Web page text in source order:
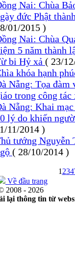
Nai: Chùa
đức Phật
01/2015 )
Nai: Chùa
5 năm thành
bi Hỷ xả ( 23/
khóa hạnh
Nẵng: Tọa đàm
trong công
Nẵng: Khai
lý do khiến
11/2014 )
tướng Nguyễn
( 28/10/2014 )
1 234
Về đầu trang
2008 - 2026
lại thông tin từ